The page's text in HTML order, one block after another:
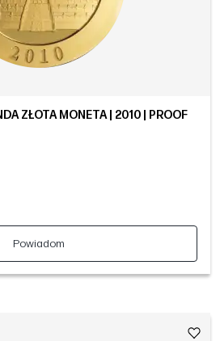
ZŁOTA MONETA | 2010 | PROOF
Powiadom